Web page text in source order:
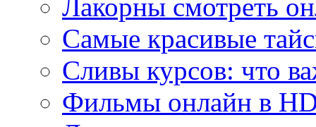
Лакорны смотреть
Самые красивые
Сливы курсов: что
Фильмы онлайн в